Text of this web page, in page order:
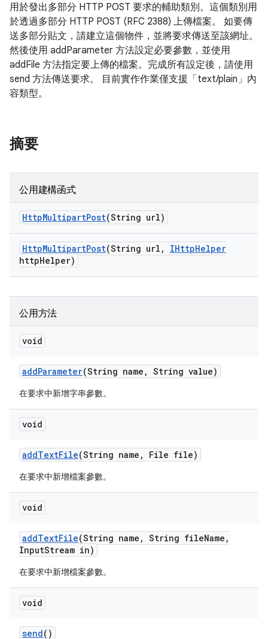
用於發出多部分 HTTP POST 要求的輔助類別。這個類別用
於透過多部分 HTTP POST (RFC 2388) 上傳檔案。 如要傳
送多部分貼文，請建立這個物件，並將要求傳送至該網址。
然後使用 addParameter 方法設定必要參數，並使用
addFile 方法指定要上傳的檔案。完成所有設定後，請使用
send 方法傳送要求。 目前實作作業僅支援「text/plain」內
容類型。
摘要
公用建構函式
HttpMultipartPost(String url)
HttpMultipartPost(String url , IHttpHelper
httpHelper)
公用方法
void
addParameter(String name , String value)
在要求中新增字串參數。
void
addTextFile(String name , File file)
在要求中新增檔案參數。
void
addTextFile(String name , String fileName ,
InputStream in)
在要求中新增檔案參數。
void
send()